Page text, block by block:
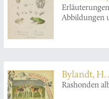
Abbildungen
bekannter
Bylandt, H.
Rashonden